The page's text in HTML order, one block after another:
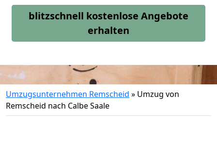
blitzschnell kostenlose Angebote
erhalten
Umzugsunternehmen Remscheid » Umzug von
Remscheid nach Calbe Saale